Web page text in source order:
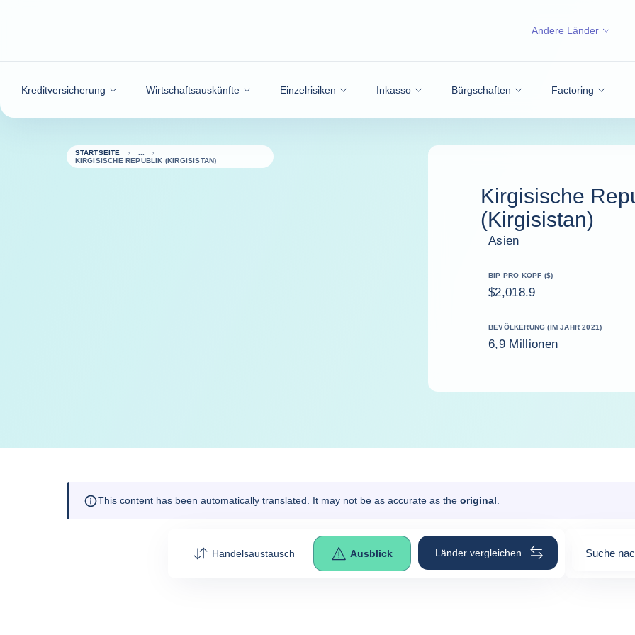
Kreditversicherung Wirtschaftsauskünfte Einzelrisiken Inkasso Bürgschaften Factoring
Andere Länder
STARTSEITE
KIRGISISCHE REPUBLIK (KIRGISISTAN)
Kirgisische
(Kirgisistan)
Asien
BIP PRO KOPF ($)
$2,018.9
BEVÖLKERUNG (IM JAHR 2021)
6,9 Millionen
This content has been automatically translated. It may not be as accurate as the original
Handelsaustausch Ausblick Länder vergleichen Suche